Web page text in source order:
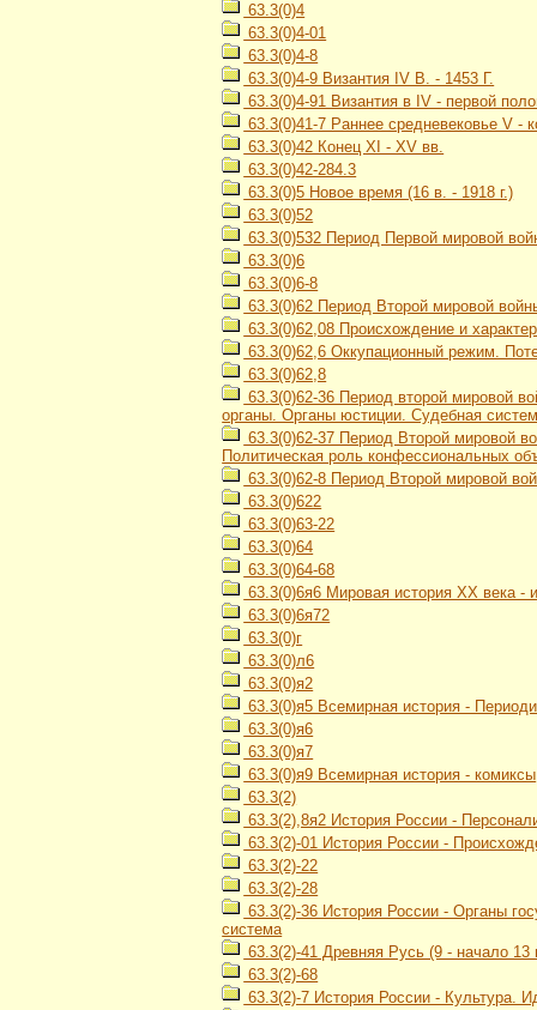
63.3(0)4
63.3(0)4-01
63.3(0)4-8
63.3(0)4-9 Византия IV В. - 1453 Г.
63.3(0)4-91 Византия в IV - первой
63.3(0)41-7 Раннее средневековье V -
63.3(0)42 Конец XI - XV вв.
63.3(0)42-284.3
63.3(0)5 Новое время (16 в. - 1918 г.)
63.3(0)52
63.3(0)532 Период Первой мировой
63.3(0)6
63.3(0)6-8
63.3(0)62 Период Второй мировой
63.3(0)62,08 Происхождение и
63.3(0)62,6 Оккупационный режим.
63.3(0)62,8
63.3(0)62-36 Период второй мировой
органы. Органы юстиции. Судебная
63.3(0)62-37 Период Второй мировой
Политическая роль конфессиональных
63.3(0)62-8 Период Второй мировой
63.3(0)622
63.3(0)63-22
63.3(0)64
63.3(0)64-68
63.3(0)6я6 Мировая история ХХ века -
63.3(0)6я72
63.3(0)г
63.3(0)л6
63.3(0)я2
63.3(0)я5 Всемирная история -
63.3(0)я6
63.3(0)я7
63.3(0)я9 Всемирная история - комиксы
63.3(2)
63.3(2),8я2 История России -
63.3(2)-01 История России -
63.3(2)-22
63.3(2)-28
63.3(2)-36 История России - Органы
система
63.3(2)-41 Древняя Русь (9 - начало 13
63.3(2)-68
63.3(2)-7 История России - Культура.